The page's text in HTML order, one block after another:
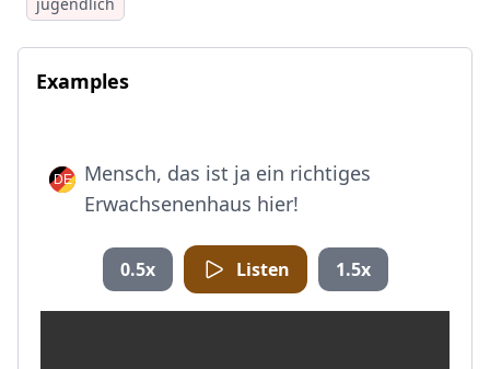
Examples
Mensch, das ist ja ein richtiges
Erwachsenenhaus hier!
0.5x Listen 1.5x